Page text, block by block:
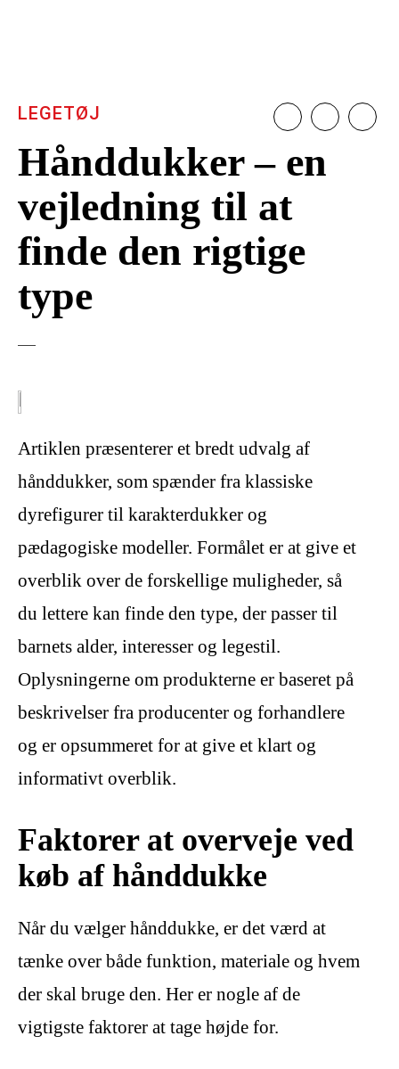
Hånddukker – en
vejledning til at
finde den rigtige
type
LEGETØJ
Artiklen præsenterer et bredt udvalg af
hånddukker, som spænder fra klassiske
dyrefigurer til karakterdukker og
pædagogiske modeller. Formålet er at give et
overblik over de forskellige muligheder, så
du lettere kan finde den type, der passer til
barnets alder, interesser og legestil.
Oplysningerne om produkterne er baseret på
beskrivelser fra producenter og forhandlere
og er opsummeret for at give et klart og
informativt overblik.
Faktorer at overveje ved
køb af hånddukke
Når du vælger hånddukke, er det værd at
tænke over både funktion, materiale og hvem
der skal bruge den. Her er nogle af de
vigtigste faktorer at tage højde for.